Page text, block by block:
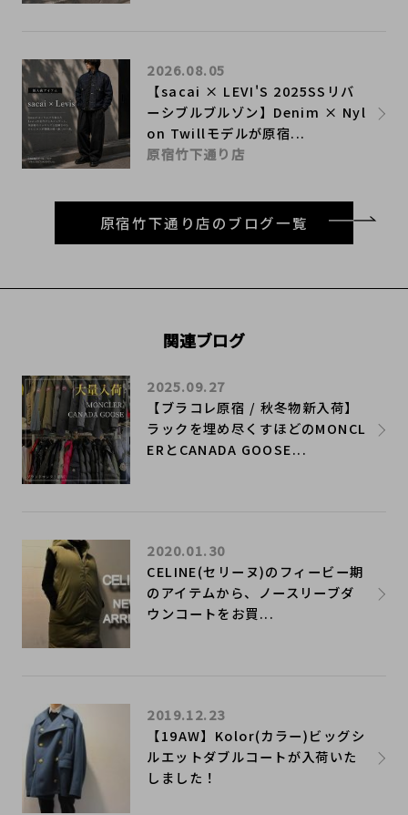
【sacai × LEVI'S 2025SSリバ
ーシブルブルゾン】Denim × Nyl
on Twillモデルが原宿...
2026.08.05
原宿竹下通り店
原宿竹下通り店のブログ一覧
関連ブログ
【ブラコレ原宿 / 秋冬物新入荷】
ラックを埋め尽くすほどのMONCL
ERとCANADA GOOSE...
2025.09.27
CELINE(セリーヌ)のフィービー期
のアイテムから、ノースリーブダ
ウンコートをお買...
2020.01.30
【19AW】Kolor(カラー)ビッグシ
ルエットダブルコートが入荷いた
しました！
2019.12.23